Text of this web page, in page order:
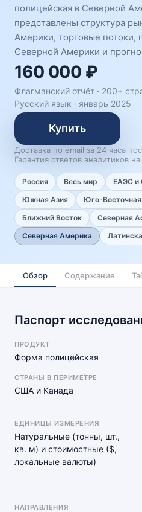
полицейская в Северной
представлены структура
Америки, торговые потоки,
Северной Америки и
160 000 ₽
Флагманский отчёт · 200+
Русский язык · январь 2025
Купить
Доставка по email за 24 часа
Гарантия ответов аналитиков
Россия Весь мир ЕАЭС и
Южная Азия
Юго-Восточная
Ближний Восток
Северная
Северная Америка
Обзор Содержание
Паспорт
ПРОДУКТ
Форма полицейская
СТРАНЫ В ПЕРИМЕТРЕ
США и Канада
ЕДИНИЦЫ ИЗМЕРЕНИЯ
Натуральные (тонны, шт.,
кв. м) и стоимостные ($,
локальные валюты)
НАПРАВЛЕНИЯ